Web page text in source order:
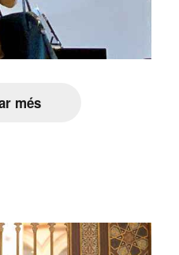
més